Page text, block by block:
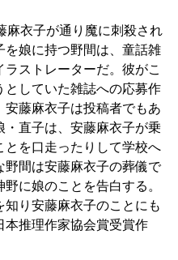
麻衣子が通り魔に刺殺され
を娘に持つ野間は、童話雑
ストレーターだ。彼がこ
としていた雑誌への応募作
安藤麻衣子は投稿者でもあ
・直子は、安藤麻衣子が乗
とを口走ったりして学校へ
野間は安藤麻衣子の葬儀で
に娘のことを告白する。
り安藤麻衣子のことにも
本推理作家協会賞受賞作